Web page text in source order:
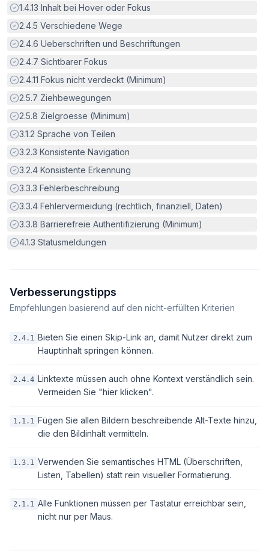
Erfüllt:
1.4.13 Inhalt bei Hover oder Fokus
Erfüllt:
2.4.5 Verschiedene Wege
Erfüllt:
2.4.6 Ueberschriften und Beschriftungen
Erfüllt:
2.4.7 Sichtbarer Fokus
Erfüllt:
2.4.11 Fokus nicht verdeckt (Minimum)
Erfüllt:
2.5.7 Ziehbewegungen
Erfüllt:
2.5.8 Zielgroesse (Minimum)
Erfüllt:
3.1.2 Sprache von Teilen
Erfüllt:
3.2.3 Konsistente Navigation
Erfüllt:
3.2.4 Konsistente Erkennung
Erfüllt:
3.3.3 Fehlerbeschreibung
Erfüllt:
3.3.4 Fehlervermeidung (rechtlich, finanziell, Daten)
Erfüllt:
3.3.8 Barrierefreie Authentifizierung (Minimum)
Erfüllt:
4.1.3 Statusmeldungen
Verbesserungstipps
Empfehlungen basierend auf den nicht-erfüllten Kriterien
2.4.1 Bieten Sie einen Skip-Link an, damit Nutzer direkt zum
Hauptinhalt springen können.
2.4.4 Linktexte müssen auch ohne Kontext verständlich sein.
Vermeiden Sie "hier klicken".
1.1.1 Fügen Sie allen Bildern beschreibende Alt-Texte hinzu,
die den Bildinhalt vermitteln.
1.3.1 Verwenden Sie semantisches HTML (Überschriften,
Listen, Tabellen) statt rein visueller Formatierung.
2.1.1 Alle Funktionen müssen per Tastatur erreichbar sein,
nicht nur per Maus.